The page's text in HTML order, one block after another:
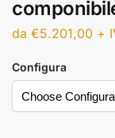
da €5.201,00 +
Configura